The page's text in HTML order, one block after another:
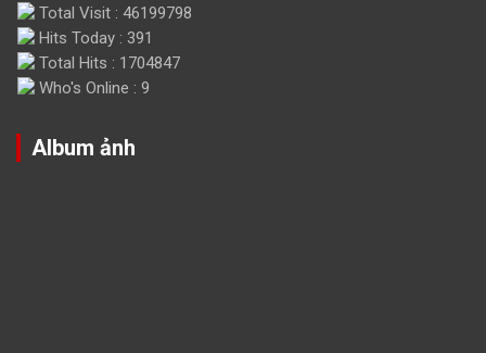
Total Visit : 46199798
Hits Today : 391
Total Hits : 1704847
Who's Online : 9
Album ảnh